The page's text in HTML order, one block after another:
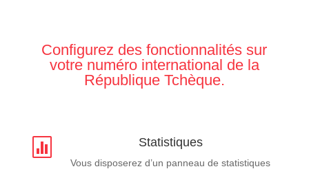
Configurez des fonctionnalités sur
votre numéro international de la
République Tchèque.
 Statistiques
Vous disposerez d’un panneau de statistiques